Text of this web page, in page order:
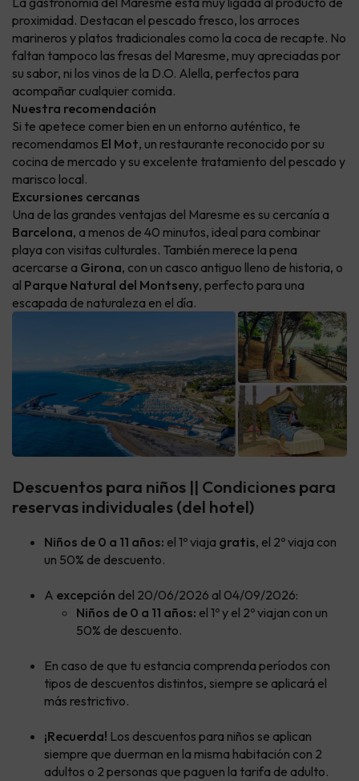
proximidad. Destacan el pescado fresco, los arroces
marineros y platos tradicionales como la coca de recapte. No
faltan tampoco las fresas del Maresme, muy apreciadas por
su sabor, ni los vinos de la D.O. Alella, perfectos para
acompañar cualquier comida.
Nuestra recomendación
Si te apetece comer bien en un entorno auténtico, te
recomendamos El Mot, un restaurante reconocido por su
cocina de mercado y su excelente tratamiento del pescado y
marisco local.
Excursiones cercanas
Una de las grandes ventajas del Maresme es su cercanía a
Barcelona, a menos de 40 minutos, ideal para combinar
playa con visitas culturales. También merece la pena
acercarse a Girona, con un casco antiguo lleno de historia, o
al Parque Natural del Montseny, perfecto para una
escapada de naturaleza en el día.
Descuentos para niños || Condiciones para
reservas individuales (del hotel)
Niños de 0 a 11 años: el 1º viaja gratis, el 2º viaja con
un 50% de descuento.
A excepción del 20/06/2026 al 04/09/2026:
Niños de 0 a 11 años: el 1º y el 2º viajan con un
50% de descuento.
En caso de que tu estancia comprenda períodos con
tipos de descuentos distintos, siempre se aplicará el
más restrictivo.
¡Recuerda! Los descuentos para niños se aplican
siempre que duerman en la misma habitación con 2
adultos o 2 personas que paguen la tarifa de adulto.